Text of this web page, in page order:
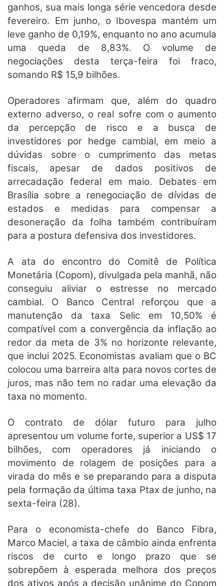
ganhos, sua mais longa série vencedora desde
fevereiro. Em junho, o Ibovespa mantém um
leve ganho de 0,19%, enquanto no ano acumula
uma queda de 8,83%. O volume de
negociações desta terça-feira foi fraco,
somando R$ 15,9 bilhões.
Operadores afirmam que, além do quadro
externo adverso, o real sofre com o aumento
da percepção de risco e a busca de
investidores por hedge cambial, em meio a
dúvidas sobre o cumprimento das metas
fiscais, apesar de dados positivos de
arrecadação federal em maio. Debates em
Brasília sobre a renegociação de dívidas de
estados e medidas para compensar a
desoneração da folha também contribuíram
para a postura defensiva dos investidores.
A ata do encontro do Comitê de Política
Monetária (Copom), divulgada pela manhã, não
conseguiu aliviar o estresse no mercado
cambial. O Banco Central reforçou que a
manutenção da taxa Selic em 10,50% é
compatível com a convergência da inflação ao
redor da meta de 3% no horizonte relevante,
que inclui 2025. Economistas avaliam que o BC
colocou uma barreira alta para novos cortes de
juros, mas não tem no radar uma elevação da
taxa no momento.
O contrato de dólar futuro para julho
apresentou um volume forte, superior a US$ 17
bilhões, com operadores já iniciando o
movimento de rolagem de posições para a
virada do mês e se preparando para a disputa
pela formação da última taxa Ptax de junho, na
sexta-feira (28).
Para o economista-chefe do Banco Fibra,
Marco Maciel, a taxa de câmbio ainda enfrenta
riscos de curto e longo prazo que se
sobrepõem à esperada melhora dos preços
dos ativos após a decisão unânime do Copom